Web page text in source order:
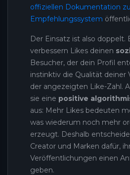
offiziellen Dokumentation
Empfehlungssystem
Der Einsatz ist also doppelt.
verbessern Likes deinen
Besucher, der dein Profil
instinktiv die Qualität deiner
der angezeigten Like-Zahl.
sie eine positive
aus: Mehr Likes bedeuten
was wiederum noch mehr
erzeugt. Deshalb
Creator und Marken dafür,
Veröffentlichungen einen
geben.